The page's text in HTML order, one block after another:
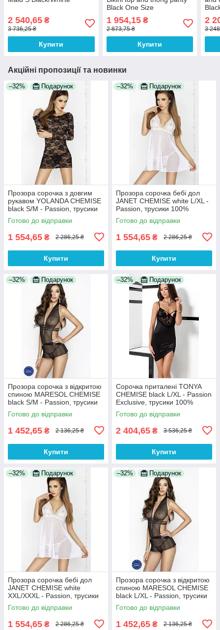
2 540,65 ₴
3 736,25 ₴
Купити
Black One Size
1 954,15₴
2 873,75 ₴
Купити
2
3
Акційні пропозиції та новинки
–32% Подарунок
Прозора сорочка з довгим
рукавом YOLANDA CHEMISE
black S/M - Passion, трусики
100% Анонімності
Готово до відправки
1 554,65 ₴ 2 286,25 ₴
Купити
–32% Подарунок
Прозора сорочка бебі дол
JANET CHEMISE white L/XL -
Passion, трусики 100%
Анонімності
Готово до відправки
1 554,65 ₴ 2 286,25 ₴
Купити
–32% Подарунок
Прозора сорочка з відкритою
спиною MARESOL CHEMISE
black S/M - Passion, трусики
100% Анонімності
Готово до відправки
1 452,65 ₴ 2 136,25 ₴
Купити
–32% Подарунок
Сорочка приталені TONYA
CHEMISE black L/XL - Passion
Exclusive, трусики 100%
Анонімності
Готово до відправки
2 404,65 ₴ 3 536,25 ₴
Купити
–32% Подарунок
Прозора сорочка бебі дол
JANET CHEMISE white
XXL/XXXL - Passion, трусики
100% Анонімності
Готово до відправки
1 554,65 ₴ 2 286,25 ₴
–32% Подарунок
Прозора сорочка з відкритою
спиною MARESOL CHEMISE
black L/XL - Passion, трусики
100% Анонімності
Готово до відправки
1 452,65 ₴ 2 136,25 ₴